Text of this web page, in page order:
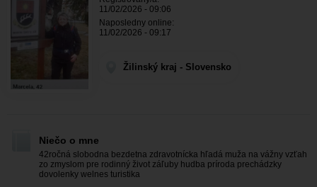
11/02/2026 - 09:06
Naposledny online:
11/02/2026 - 09:17
Žilinský kraj - Slovensko
Niečo o mne
42ročná slobodna bezdetna zdravotnícka hľadá muža na vážny vzťah
zo zmyslom pre rodinný život záľuby hudba príroda prechádzky
dovolenky welnes turistika